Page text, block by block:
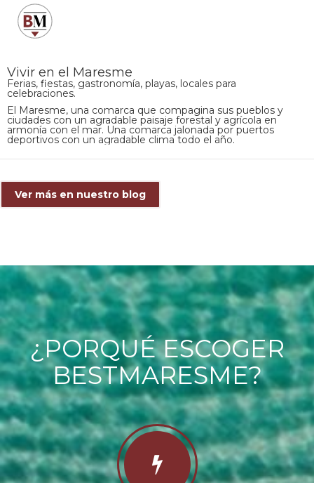
Vivir en el Maresme
Ferias, fiestas, gastronomía, playas, locales para
celebraciones.
El Maresme, una comarca que compagina sus pueblos y
ciudades con un agradable paisaje forestal y agrícola en
armonía con el mar. Una comarca jalonada por puertos
deportivos con un agradable clima todo el año.
Ver más en nuestro blog
¿PORQUÉ ESCOGER
BESTMARESME?